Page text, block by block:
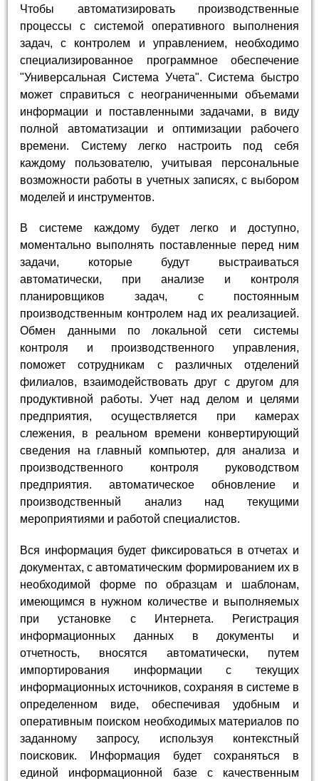
Чтобы автоматизировать производственные
процессы с системой оперативного выполнения
задач, с контролем и управлением, необходимо
специализированное программное обеспечение
"Универсальная Система Учета". Система быстро
может справиться с неограниченными объемами
информации и поставленными задачами, в виду
полной автоматизации и оптимизации рабочего
времени. Систему легко настроить под себя
каждому пользователю, учитывая персональные
возможности работы в учетных записях, с выбором
моделей и инструментов.
В системе каждому будет легко и доступно,
моментально выполнять поставленные перед ним
задачи, которые будут выстраиваться
автоматически, при анализе и контроля
планировщиков задач, с постоянным
производственным контролем над их реализацией.
Обмен данными по локальной сети системы
контроля и производственного управления,
поможет сотрудникам с различных отделений
филиалов, взаимодействовать друг с другом для
продуктивной работы. Учет над делом и целями
предприятия, осуществляется при камерах
слежения, в реальном времени конвертирующий
сведения на главный компьютер, для анализа и
производственного контроля руководством
предприятия. автоматическое обновление и
производственный анализ над текущими
мероприятиями и работой специалистов.
Вся информация будет фиксироваться в отчетах и
документах, с автоматическим формированием их в
необходимой форме по образцам и шаблонам,
имеющимся в нужном количестве и выполняемых
при установке с Интернета. Регистрация
информационных данных в документы и
отчетность, вносятся автоматически, путем
импортирования информации с текущих
информационных источников, сохраняя в системе в
определенном виде, обеспечивая удобным и
оперативным поиском необходимых материалов по
заданному запросу, используя контекстный
поисковик. Информация будет сохраняться в
единой информационной базе с качественным